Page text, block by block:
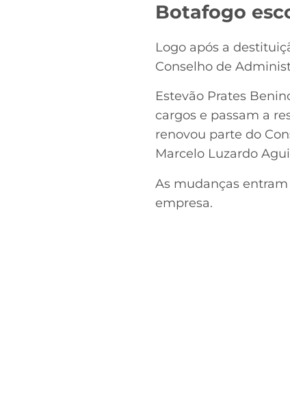
Botafogo
Logo após a
Conselho de
Estevão Prates
cargos e passam a
renovou parte do
Marcelo Luzardo
As mudanças
empresa.